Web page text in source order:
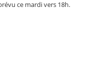
ce mardi vers 18h.